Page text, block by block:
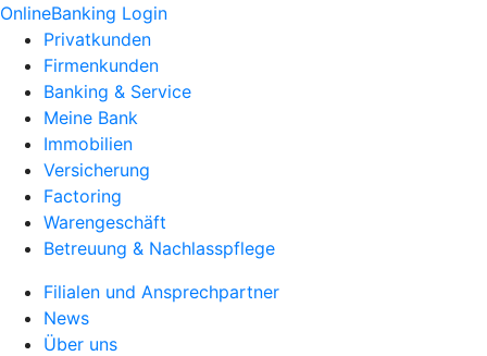
OnlineBanking Login
Privatkunden
Firmenkunden
Banking & Service
Meine Bank
Immobilien
Versicherung
Factoring
Warengeschäft
Betreuung & Nachlasspflege
Filialen und Ansprechpartner
News
Über uns